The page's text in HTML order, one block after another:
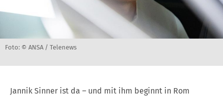
Foto: © ANSA / Telenews
Jannik Sinner ist da – und mit ihm beginnt in Rom